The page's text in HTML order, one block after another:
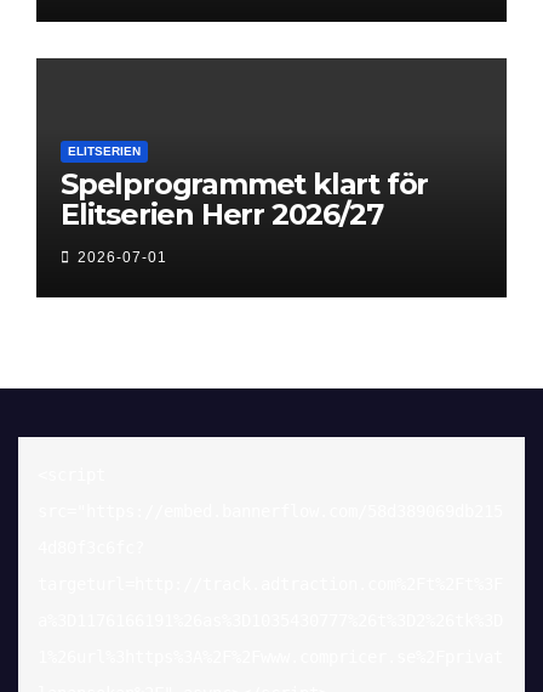
ELITSERIEN
Spelprogrammet klart för
Elitserien Herr 2026/27
2026-07-01